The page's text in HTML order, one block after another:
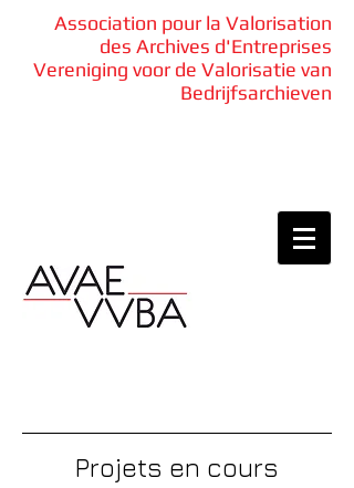
Association pour la Valorisation
des Archives d'Entreprises
Vereniging voor de Valorisatie van
Bedrijfsarchieven
Projets en cours